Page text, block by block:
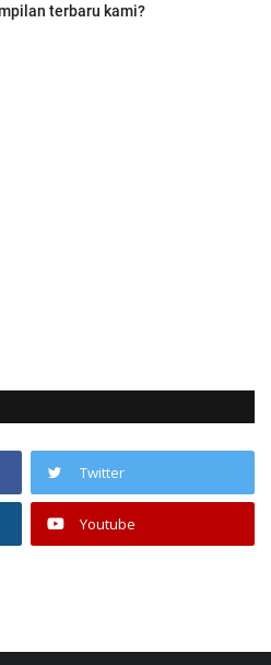
terbaru kami?
Twitter
Youtube